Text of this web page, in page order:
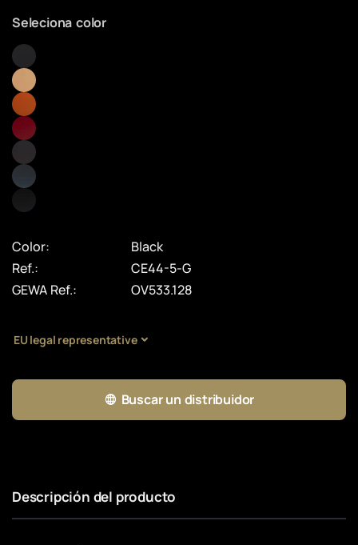
Seleciona color
Color:
Black
Ref.:
CE44-5-G
GEWA Ref.:
OV533.128
EU legal representative
Buscar un distribuidor
Descripción del producto